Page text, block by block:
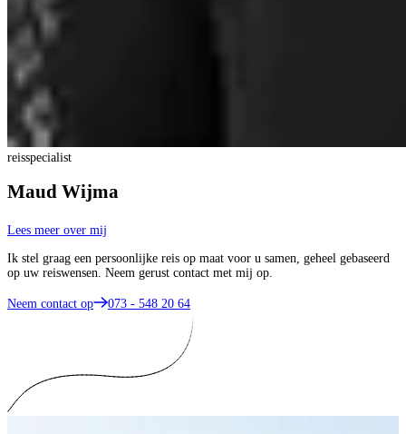
reisspecialist
Maud Wijma
Lees meer over mij
Ik stel graag een persoonlijke reis op maat voor u samen, geheel gebaseerd
op uw reiswensen. Neem gerust contact met mij op.
Neem contact op 073 - 548 20 64